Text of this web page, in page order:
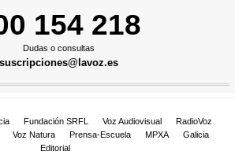
154 218
Dudas o consultas
suscripciones@lavoz.es
Fundación SRFL Voz Audiovisual
RadioVoz
Voz Natura Prensa-Escuela MPXA
Galicia
Editorial